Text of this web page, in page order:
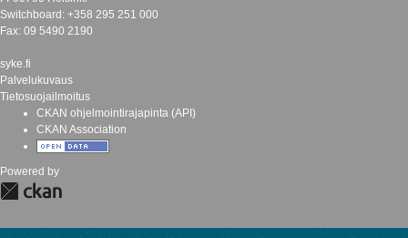
Switchboard: +358 295 251 000
Fax: 09 5490 2190
syke.fi
Palvelukuvaus
Tietosuojailmoitus
CKAN ohjelmointirajapinta (API)
CKAN Association
Powered by